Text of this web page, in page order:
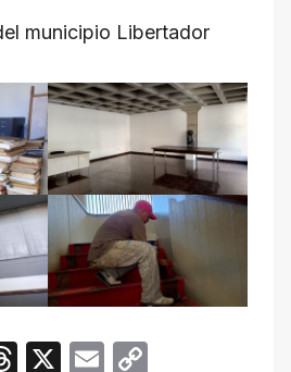
municipio Libertador
T
X
E